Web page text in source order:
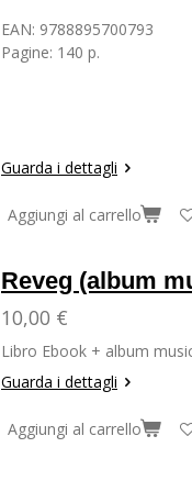
EAN: 9788895700793
Pagine: 140 p.
Guarda i dettagli
Aggiungi al carrello
Reveg (album
10,00 €
Libro Ebook + album
Guarda i dettagli
Aggiungi al carrello